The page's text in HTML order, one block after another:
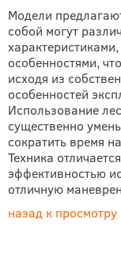
Модели
собой могут
особенностями,
исходя из
особенностей
Использование
существенно
сократить время
Техника
эффективностью
отличную
назад к просмотру